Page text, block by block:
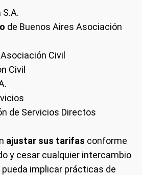
de Buenos Aires Asociación
Asociación Civil
Civil
de Servicios Directos
ajustar sus tarifas conforme
y cesar cualquier intercambio
implicar prácticas de